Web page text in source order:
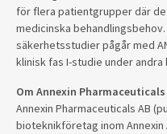
för flera patientgrupper där
medicinska
säkerhetsstudier pågår med
klinisk fas I-studie under andra
Om Annexin Pharmaceuticals
Annexin Pharmaceuticals AB
bioteknikföretag inom